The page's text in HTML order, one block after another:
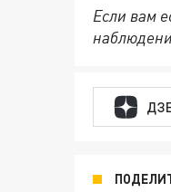
Если вам